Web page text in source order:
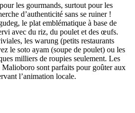
les gourmands, surtout pour les
d’authenticité sans se ruiner !
le plat emblématique à base de
avec du riz, du poulet et des œufs.
les warung (petits restaurants
le soto ayam (soupe de poulet) ou les
milliers de roupies seulement. Les
Malioboro sont parfaits pour goûter aux
l’animation locale.